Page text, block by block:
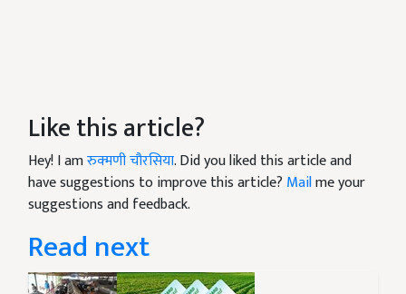
Like this article?
Hey! I amरुक्मणी चौरसिया. Did you liked this article and
have suggestions to improve this article? Mailme your
suggestions and feedback.
Read next